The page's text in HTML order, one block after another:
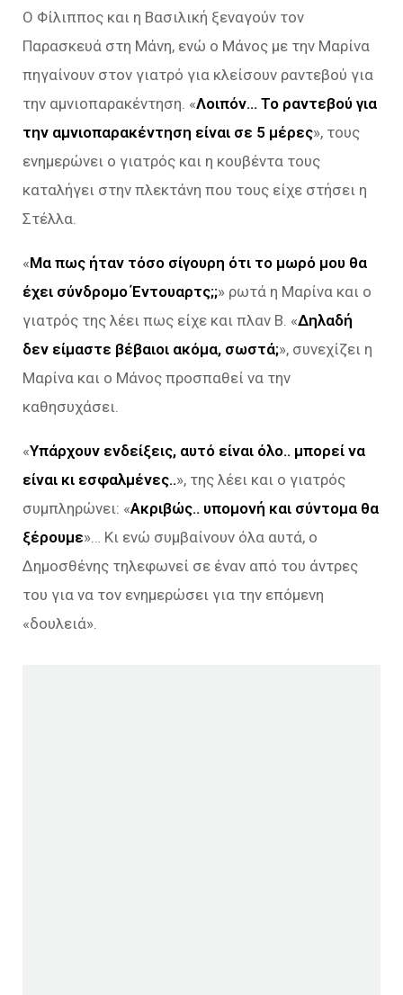
Ο Φίλιππος και η Βασιλική ξεναγούν τον
Παρασκευά στη Μάνη, ενώ ο Μάνος με την Μαρίνα
πηγαίνουν στον γιατρό για κλείσουν ραντεβού για
την αμνιοπαρακέντηση. «Λοιπόν… Το ραντεβού για
την αμνιοπαρακέντηση είναι σε 5 μέρες», τους
ενημερώνει ο γιατρός και η κουβέντα τους
καταλήγει στην πλεκτάνη που τους είχε στήσει η
Στέλλα.
«Μα πως ήταν τόσο σίγουρη ότι το μωρό μου θα
έχει σύνδρομο Έντουαρτς;;» ρωτά η Μαρίνα και ο
γιατρός της λέει πως είχε και πλαν B. «Δηλαδή
δεν είμαστε βέβαιοι ακόμα, σωστά;», συνεχίζει η
Μαρίνα και ο Μάνος προσπαθεί να την
καθησυχάσει.
«Υπάρχουν ενδείξεις, αυτό είναι όλο.. μπορεί να
είναι κι εσφαλμένες..», της λέει και ο γιατρός
συμπληρώνει: «Ακριβώς.. υπομονή και σύντομα θα
ξέρουμε»… Κι ενώ συμβαίνουν όλα αυτά, ο
Δημοσθένης τηλεφωνεί σε έναν από του άντρες
του για να τον ενημερώσει για την επόμενη
«δουλειά».